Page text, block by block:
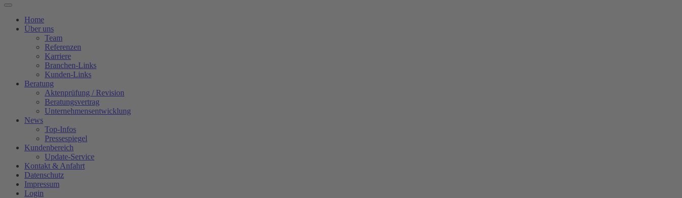
Home
Über uns
Team
Referenzen
Karriere
Branchen-Links
Kunden-Links
Beratung
Aktenprüfung / Revision
Beratungsvertrag
Unternehmensentwicklung
News
Top-Infos
Pressespiegel
Kundenbereich
Update-Service
Kontakt & Anfahrt
Datenschutz
Impressum
Login